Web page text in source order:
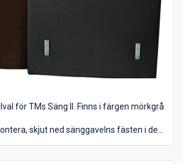
för TMs Säng II. Finns i färgen mörkgrå
skjut ned sänggavelns fästen i de